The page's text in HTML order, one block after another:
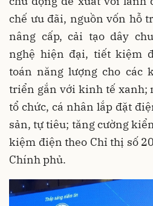
chế ưu đãi, nguồn vốn hỗ
nâng cấp, cải tạo dây
nghệ hiện đại, tiết kiệm
toán năng lượng cho các
triển gắn với kinh tế xanh;
tổ chức, cá nhân lắp đặt
sản, tự tiêu; tăng cường
kiệm điện theo Chỉ thị số
Chính phủ.